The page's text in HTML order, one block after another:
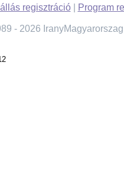
regisztráció| Program
- 2026